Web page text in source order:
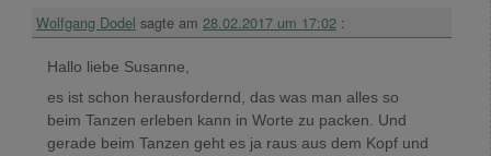
Wolfgang Dodel sagte am 28.02.2017 um 17:02 :
Hallo liebe Susanne,
es ist schon herausfordernd, das was man alles so
beim Tanzen erleben kann in Worte zu packen. Und
gerade beim Tanzen geht es ja raus aus dem Kopf und